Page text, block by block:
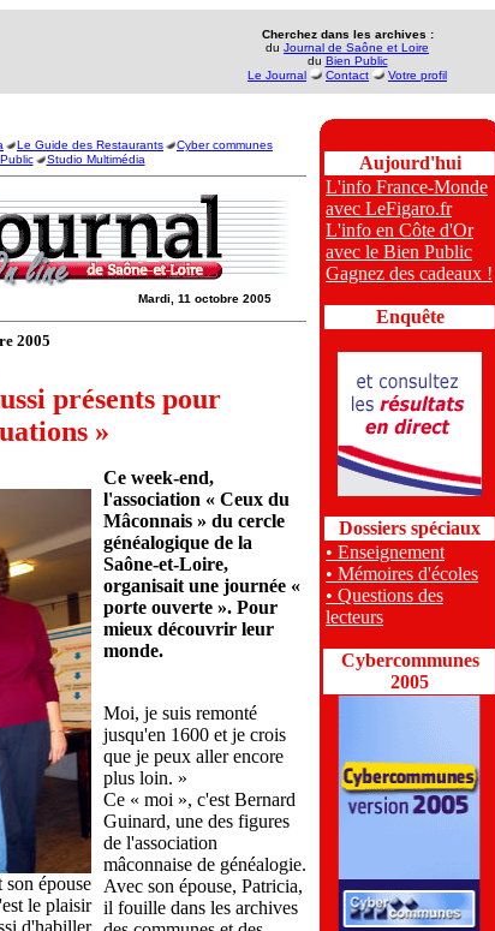
Cherchez dans les archives :
du Journal de Saône et Loire
du Bien Public
Le Journal
Contact Votre profil
Le Guide des Restaurants
Cyber communes
Studio Multimédia
Mardi, 11 octobre 2005
2005
présents pour
»
épouse
le plaisir
d'habiller
Ce week-end,
l'association « Ceux du
Mâconnais » du cercle
généalogique de la
Saône-et-Loire,
organisait une journée «
porte ouverte ». Pour
mieux découvrir leur
monde.
Moi, je suis remonté
jusqu'en 1600 et je crois
que je peux aller encore
plus loin. »
Ce « moi », c'est Bernard
Guinard, une des figures
de l'association
mâconnaise de généalogie.
Avec son épouse, Patricia,
il fouille dans les archives
Aujourd'hui
L'info France-Monde
avec LeFigaro.fr
L'info en Côte d'Or
avec le Bien Public
Gagnez des cadeaux !
Enquête
Dossiers spéciaux
• Enseignement
• Mémoires d'écoles
• Questions des
lecteurs
Cybercommunes
2005